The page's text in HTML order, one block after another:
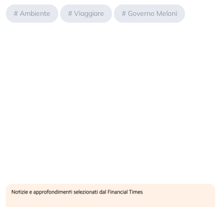
# Ambiente # Viaggiare # Governo Meloni